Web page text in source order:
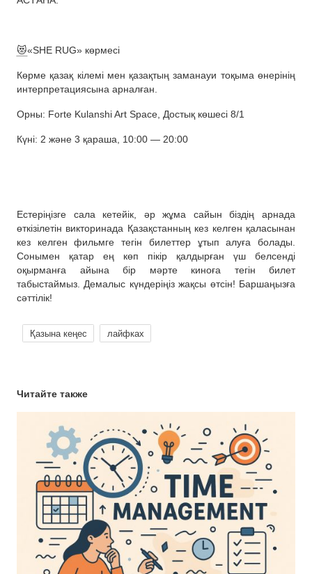
😻«SHE RUG» көрмесі
Көрме қазақ кілемі мен қазақтың заманауи тоқыма өнерінің
интерпретациясына арналған.
Орны: Forte Kulanshi Art Space, Достық көшесі 8/1
Күні: 2 және 3 қараша, 10:00 — 20:00
Естеріңізге сала кетейік, әр жұма сайын біздің арнада
өткізілетін викторинада Қазақстанның кез келген қаласынан
кез келген фильмге тегін билеттер ұтып алуға болады.
Сонымен қатар ең көп пікір қалдырған үш белсенді
оқырманға айына бір мәрте киноға тегін билет
табыстаймыз. Демалыс күндеріңіз жақсы өтсін! Баршаңызға
сәттілік!
Қазына кеңес лайфках
Читайте также